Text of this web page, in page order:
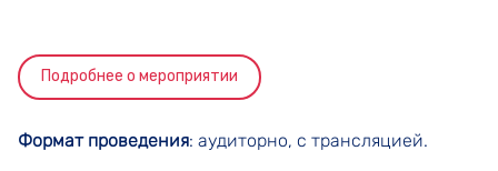
Подробнее о мероприятии
Формат проведения: аудиторно, с трансляцией.